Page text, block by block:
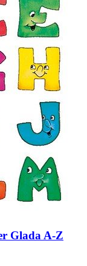
Glada A-Z